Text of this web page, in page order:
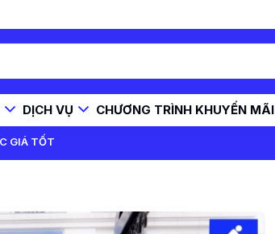
DỊCH VỤ CHƯƠNG TRÌNH KHUYẾN MÃI
GIÁ TỐT